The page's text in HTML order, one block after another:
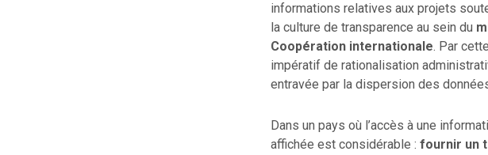
informations relatives aux projets
la culture de transparence au sein du
Coopération internationale. Par
impératif de rationalisation
entravée par la dispersion des
Dans un pays où l’accès à une
affichée est considérable : fournir un